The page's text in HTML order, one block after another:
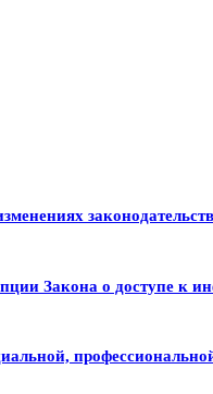
Закона о доступе к